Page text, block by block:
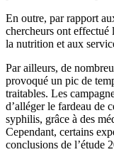
En outre, par rapport
chercheurs ont effectué
la nutrition et aux
Par ailleurs, de
provoqué un pic de
traitables. Les
d’alléger le fardeau de
syphilis, grâce à des
Cependant, certains
conclusions de l’étude